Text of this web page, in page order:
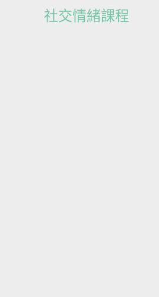
社交情緒課程